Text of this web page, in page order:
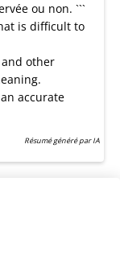
ou non. ```
is difficult to
and other
accurate
Résumé généré par IA